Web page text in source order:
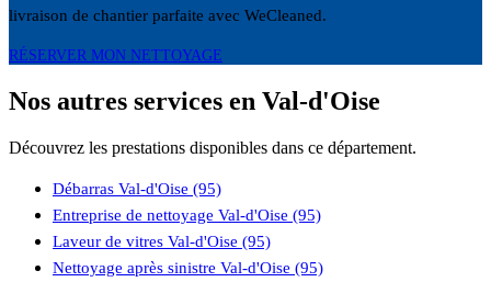
livraison de chantier parfaite avec WeCleaned.
RÉSERVER MON NETTOYAGE
Nos autres services en Val-d'Oise
Découvrez les prestations disponibles dans ce département.
Débarras Val-d'Oise (95)
Entreprise de nettoyage Val-d'Oise (95)
Laveur de vitres Val-d'Oise (95)
Nettoyage après sinistre Val-d'Oise (95)